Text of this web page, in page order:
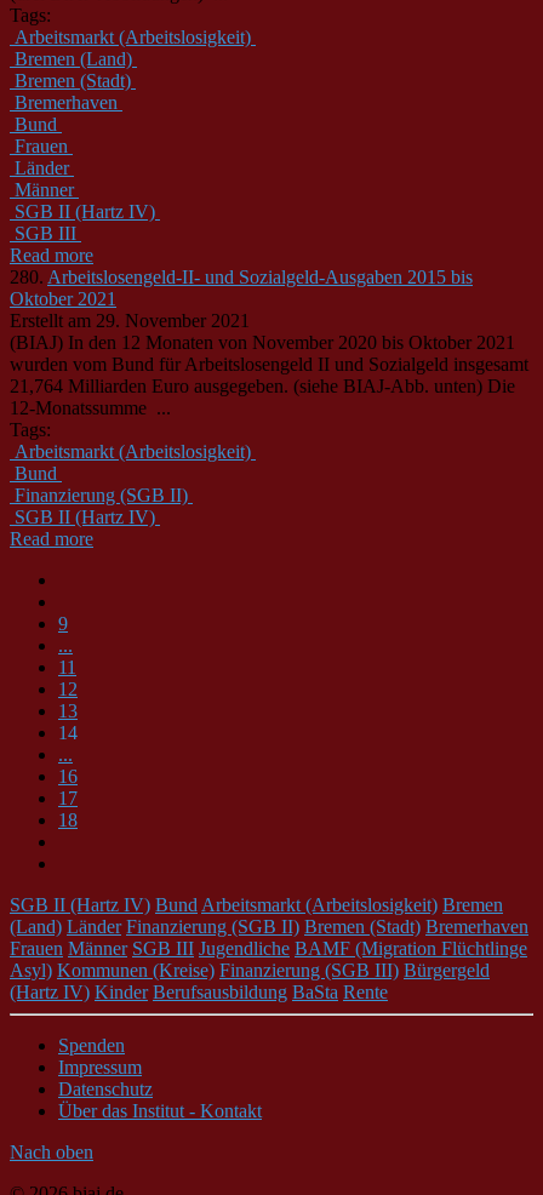
Tags:
Arbeitsmarkt (Arbeitslosigkeit)
Bremen (Land)
Bremen (Stadt)
Bremerhaven
Bund
Frauen
Länder
Männer
SGB II (Hartz IV)
SGB III
Read more
280. Arbeitslosengeld-II- und Sozialgeld-Ausgaben 2015 bis
Oktober 2021
Erstellt am 29. November 2021
(BIAJ) In den 12 Monaten von November 2020 bis Oktober 2021
wurden vom Bund für Arbeitslosengeld II und Sozialgeld insgesamt
21,764 Milliarden Euro ausgegeben. (siehe BIAJ-Abb. unten) Die
12-Monatssumme ...
Tags:
Arbeitsmarkt (Arbeitslosigkeit)
Bund
Finanzierung (SGB II)
SGB II (Hartz IV)
Read more
9
...
11
12
13
14
...
16
17
18
SGB II (Hartz IV) Bund Arbeitsmarkt (Arbeitslosigkeit) Bremen
(Land) Länder Finanzierung (SGB II) Bremen (Stadt) Bremerhaven
Frauen Männer SGB III Jugendliche BAMF (Migration Flüchtlinge
Asyl) Kommunen (Kreise) Finanzierung (SGB III) Bürgergeld
(Hartz IV) Kinder Berufsausbildung BaSta Rente
Spenden
Impressum
Datenschutz
Über das Institut - Kontakt
Nach oben